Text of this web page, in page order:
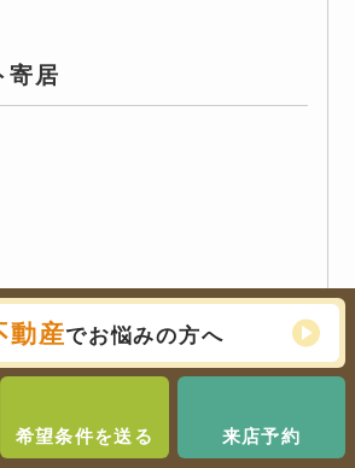
寄居
動産でお悩みの方へ
希望条件を送る 来店予約